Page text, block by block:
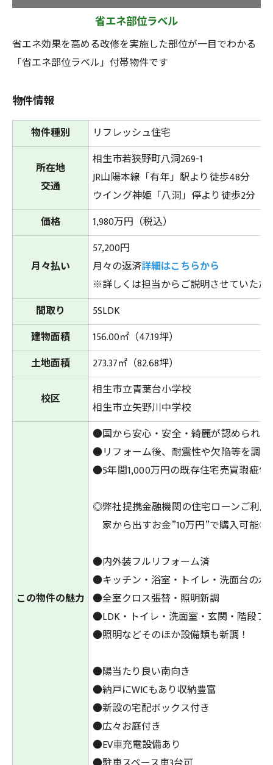
省エネ部位ラベル
省エネ効果を高める改修を実施した部位が一目でわかる
「省エネ部位ラベル」付帯物件です
物件情報
物件種別 リフレッシュ住宅
所在地
交通
相生市若狭野町八洞269-1
JR山陽本線「有年」駅より徒歩48分
ウイング神姫「八洞」停より徒歩2分
価格
1,980万円（税込）
月々払い
57,200円
月々の返済詳細はこちらから
※詳しくは担当からご説明させていただ
間取り
5SLDK
建物面積
156.00㎡（47.19坪）
土地面積
273.37㎡（82.68坪）
校区
相生市立青葉台小学校
相生市立矢野川中学校
この物件の魅力
●国から安心・安全・綺麗が認められた
●リフォーム後、耐震性や欠陥等を調
●5年間1,000万円の既存住宅売買瑕疵
◎弊社提携金融機関の住宅ローンご利用
家から出すお金”10万円”で購入可能◎
●内外装フルリフォーム済
●キッチン・浴室・トイレ・洗面台の
●全室クロス張替・照明新調
●LDK・トイレ・洗面室・玄関・階段フ
●照明などそのほか設備類も新調！
●陽当たり良い南向き
●納戸にWICもあり収納豊富
●新設の宅配ボックス付き
●広々お庭付き
●EV車充電設備あり